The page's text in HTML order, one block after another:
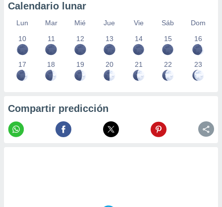
Calendario lunar
Lun Mar Mié Jue Vie Sáb
Dom
10
11 12 13 14 15 16
17 18 19 20 21 22 23
Compartir predicción